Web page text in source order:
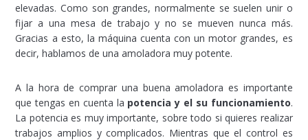
elevadas. Como son grandes, normalmente se suelen unir o
fijar a una mesa de trabajo y no se mueven nunca más.
Gracias a esto, la máquina cuenta con un motor grandes, es
decir, hablamos de una amoladora muy potente.
A la hora de comprar una buena amoladora es importante
que tengas en cuenta la potencia y el su funcionamiento.
La potencia es muy importante, sobre todo si quieres realizar
trabajos amplios y complicados. Mientras que el control es